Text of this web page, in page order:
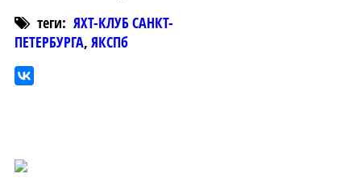
теги: ЯХТ-КЛУБ САНКТ-
ПЕТЕРБУРГА, ЯКСПб